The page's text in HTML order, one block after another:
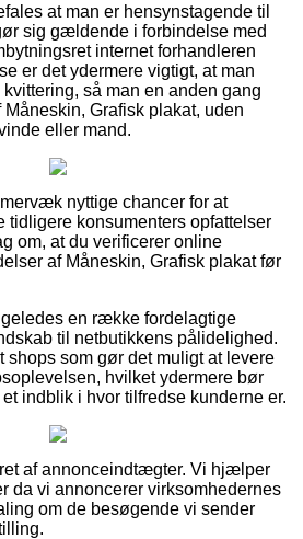
at man er hensynstagende til
sig gældende i forbindelse med
internet forhandleren
er det ydermere vigtigt, at man
så man en anden gang
Grafisk plakat, uden
eller mand.
nyttige chancer for at
tidligere konsumenters opfattelser
om, at du verificerer online
af Måneskin, Grafisk plakat før
en række fordelagtige
til netbutikkens pålidelighed.
shops som gør det muligt at levere
hvilket ydermere bør
indblik i hvor tilfredse kunderne er.
af annonceindtægter. Vi hjælper
da vi annoncerer virksomhedernes
om de besøgende vi sender